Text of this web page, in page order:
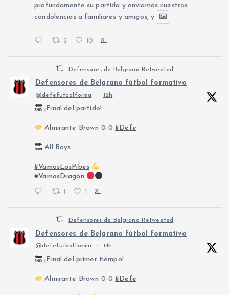
profundamente su partida y enviamos nuestras
condolencias a familiares y amigos, y
2 10 X
Defensores de Belgrano Retweeted
Defensores de Belgrano fútbol formativo
@defefutbolforma · 12h
¡Final del partido!
Almirante Brown 0-0#Defe
All Boys.
#VamosLosPibes
#VamosDragón
X
Defensores de Belgrano Retweeted
Defensores de Belgrano fútbol formativo
@defefutbolforma · 14h
¡Final del primer tiempo!
Almirante Brown 0-0#Defe